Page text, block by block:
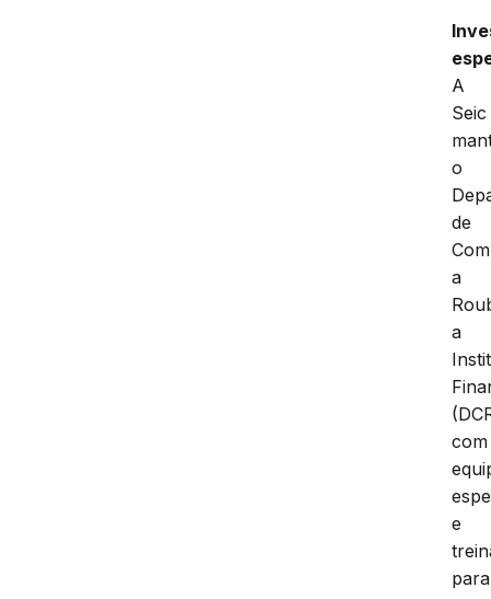
A
Seic
o
de
a
a
com
e
para